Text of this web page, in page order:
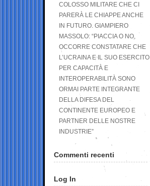
COLOSSO MILITARE CHE CI
PARERÀ LE CHIAPPE ANCHE
IN FUTURO. GIAMPIERO
MASSOLO: “PIACCIA O NO,
OCCORRE CONSTATARE CHE
L’UCRAINA E IL SUO ESERCITO
PER CAPACITÀ E
INTEROPERABILITÀ SONO
ORMAI PARTE INTEGRANTE
DELLA DIFESA DEL
CONTINENTE EUROPEO E
PARTNER DELLE NOSTRE
INDUSTRIE”
Commenti recenti
Log In